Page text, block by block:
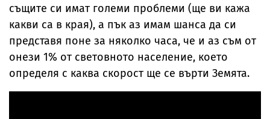
същите си имат големи проблеми (ще ви кажа
какви са в края), а пък аз имам шанса да си
представя поне за няколко часа, че и аз съм от
онези 1% от световното население, което
определя с каква скорост ще се върти Земята.